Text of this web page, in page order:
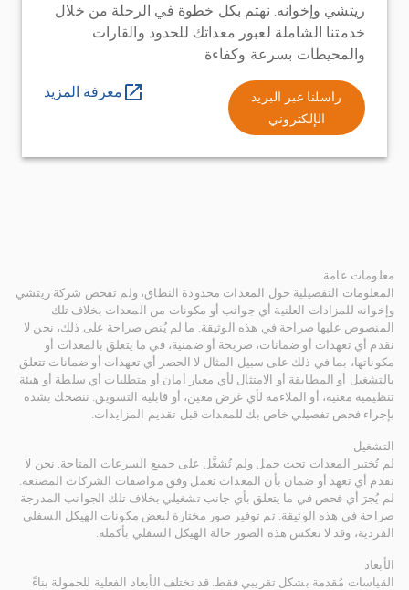
ريتشي وإخوانه. نهتم بكل خطوة في الرحلة من خلال
خدمتنا الشاملة لعبور معداتك للحدود والقارات
والمحيطات بسرعة وكفاءة
راسلنا عبر البريد
الإلكتروني
معرفة المزيد
معلومات عامة
المعلومات التفصيلية حول المعدات محدودة النطاق، ولم تفحص شركة ريتشي
وإخوانه للمزادات العلنية أي جوانب أو مكونات من المعدات بخلاف تلك
المنصوص عليها صراحة في هذه الوثيقة. ما لم يُنص صراحة على ذلك، نحن لا
نقدم أي تعهدات أو ضمانات، صريحة أو ضمنية، في ما يتعلق بالمعدات أو
مكوناتها، بما في ذلك على سبيل المثال لا الحصر أي تعهدات أو ضمانات تتعلق
بالتشغيل أو المطابقة أو الامتثال لأي معيار أمان أو متطلبات أي سلطة أو هيئة
تنظيمية معنية، أو الملاءمة لأي غرض معين، أو قابلية التسويق. ننصحك بشدة
بإجراء فحص تفصيلي خاص بك للمعدات قبل تقديم المزايدات.
التشغيل
لم تُختبر المعدات تحت حمل ولم تُشغَّل على جميع السرعات المتاحة. نحن لا
نقدم أي تعهد أو ضمان بأن المعدات تعمل وفق مواصفات الشركات المصنعة.
لم يُجرَ أي فحص في ما يتعلق بأي جانب تشغيلي بخلاف تلك الجوانب المدرجة
صراحة في هذه الوثيقة. تم توفير صور مختارة لبعض مكونات الهيكل السفلي
الفردية، وقد لا تعكس هذه الصور حالة الهيكل السفلي بأكمله.
الأبعاد
القياسات مُقدمة بشكل تقريبي فقط. قد تختلف الأبعاد الفعلية للحمولة بناءً